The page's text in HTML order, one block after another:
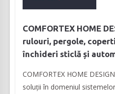
COMFORTEX HOME
rulouri, pergole,
închideri sticlă și
COMFORTEX HOME
soluții în domeniul